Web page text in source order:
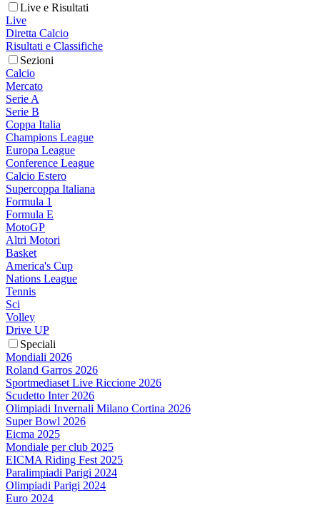
Live e Risultati
Live
Diretta Calcio
Risultati e Classifiche
Sezioni
Calcio
Mercato
Serie A
Serie B
Coppa Italia
Champions League
Europa League
Conference League
Calcio Estero
Supercoppa Italiana
Formula 1
Formula E
MotoGP
Altri Motori
Basket
America's Cup
Nations League
Tennis
Sci
Volley
Drive UP
Speciali
Mondiali 2026
Roland Garros 2026
Sportmediaset Live Riccione 2026
Scudetto Inter 2026
Olimpiadi Invernali Milano Cortina 2026
Super Bowl 2026
Eicma 2025
Mondiale per club 2025
EICMA Riding Fest 2025
Paralimpiadi Parigi 2024
Olimpiadi Parigi 2024
Euro 2024